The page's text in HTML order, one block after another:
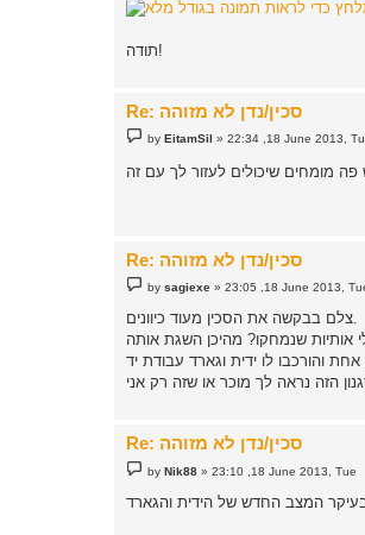
תודה!
Re: סכין/נדן לא מזוהה
P
o
t
byEitamSil »22:34 ,18 June 2013,
Re: סכין/נדן לא מזוהה
P
o
t
bysagiexe »23:05 ,18 June 2013,
צלם בבקשה את הסכין מעוד כיוונים.
Re: סכין/נדן לא מזוהה
P
o
t
byNik88 »23:10 ,18 June 2013, Tue